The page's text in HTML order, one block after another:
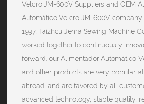
Velcro JM-600V Suppliers and OEM
Automático Velcro JM-600V company
1997, Taizhou Jema Sewing Machine
worked together to continuously
forward. our Alimentador Automático
and other products are very popular
abroad, and are favored by all
advanced technology, stable quality,